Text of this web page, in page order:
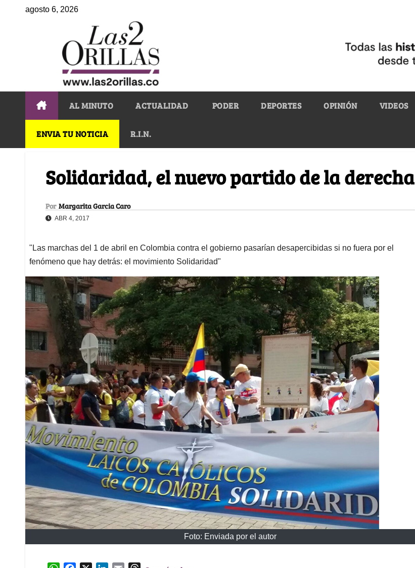
agosto 6, 2026
AL MINUTO ACTUALIDAD PODER DEPORTES OPINIÓN VIDEOS
ENVIA TU NOTICIA R.I.N.
Solidaridad, el nuevo partido de la derecha
Por Margarita Garcia Caro
ABR 4, 2017
"Las marchas del 1 de abril en Colombia contra el gobierno pasarían desapercibidas si no fuera por el
fenómeno que hay detrás: el movimiento Solidaridad"
Foto: Enviada por el autor